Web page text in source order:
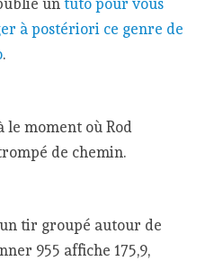
untuto pour vous
à postériori ce genre de
.
le moment où Rod
de chemin.
tir groupé autour de
955 affiche 175,9,